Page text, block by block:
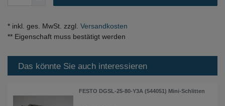
* inkl. ges. MwSt. zzgl. Versandkosten
** Eigenschaft muss bestätigt werden
Das könnte Sie auch interessieren
FESTO DGSL-25-80-Y3A (544051) Mini-Schlitten